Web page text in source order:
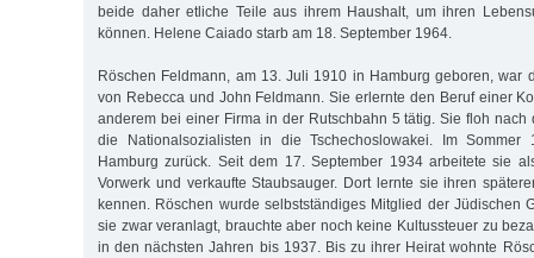
beide daher etliche Teile aus ihrem Haushalt, um ihren
können. Helene Caiado starb am 18. September 1964.
Röschen Feldmann, am 13. Juli 1910 in Hamburg geboren, war
von Rebecca und John Feldmann. Sie erlernte den Beruf einer
anderem bei einer Firma in der Rutschbahn 5 tätig. Sie floh nach
die Nationalsozialisten in die Tschechoslowakei. Im
Hamburg zurück. Seit dem 17. September 1934 arbeitete sie
Vorwerk und verkaufte Staubsauger. Dort lernte sie ihren
kennen. Röschen wurde selbstständiges Mitglied der Jüdischen
sie zwar veranlagt, brauchte aber noch keine Kultussteuer zu
in den nächsten Jahren bis 1937. Bis zu ihrer Heirat wohnte